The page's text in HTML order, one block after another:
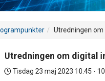
Utredningen
Utredningen om digital
Tisdag 23 maj 2023 10:45 -